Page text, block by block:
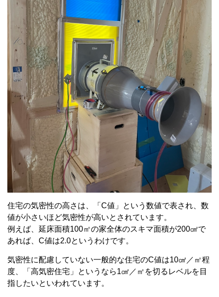
住宅の気密性の高さは、「C値」という数値で表され、数
値が小さいほど気密性が高いとされています。
例えば、延床面積100㎡の家全体のスキマ面積が200㎠で
あれば、C値は2.0というわけです。
気密性に配慮していない一般的な住宅のC値は10㎠／㎡程
度、「高気密住宅」というなら1㎠／㎡を切るレベルを目
指したいといわれています。